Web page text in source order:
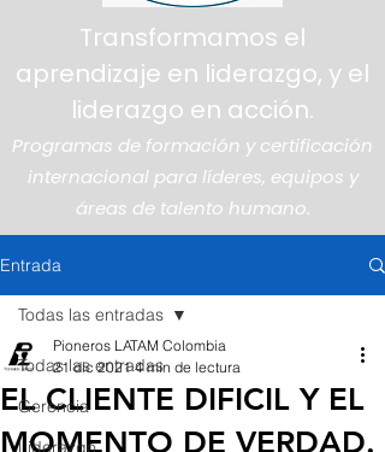
Transformamos el
aprendizaje en liderazgo, y el
liderazgo en acción.
Programas de formación y certificación
internacional para líderes, equipos y
áreas de talento humano.
Entrada
Todas las entradas
Gerencia
Liderazgo
Todas las entradas
EL CLIENTE DIFICIL Y EL
MOMENTO DE VERDAD.
Pioneros LATAM Colombia
21 dic 2021 4 min de lectura